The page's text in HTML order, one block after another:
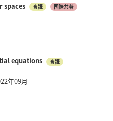
spaces 査読 国際共著
equations 査読
年09月